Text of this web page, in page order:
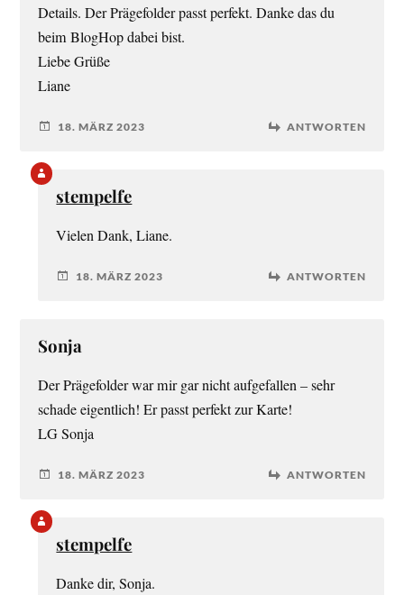
Details. Der Prägefolder passt perfekt. Danke das du
beim BlogHop dabei bist.
Liebe Grüße
Liane
18. MÄRZ 2023 ANTWORTEN
stempelfe
Vielen Dank, Liane.
18. MÄRZ 2023 ANTWORTEN
Sonja
Der Prägefolder war mir gar nicht aufgefallen – sehr
schade eigentlich! Er passt perfekt zur Karte!
LG Sonja
18. MÄRZ 2023 ANTWORTEN
stempelfe
Danke dir, Sonja.